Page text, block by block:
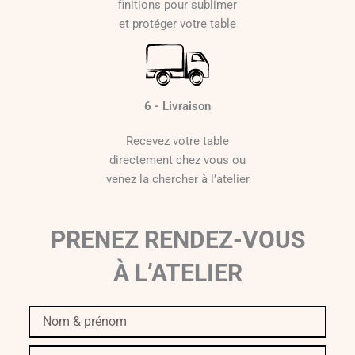
finitions pour sublimer
et protéger votre table
6 - Livraison
Recevez votre table
directement chez vous ou
venez la chercher à l’atelier
PRENEZ RENDEZ-VOUS
À L’ATELIER
prénom